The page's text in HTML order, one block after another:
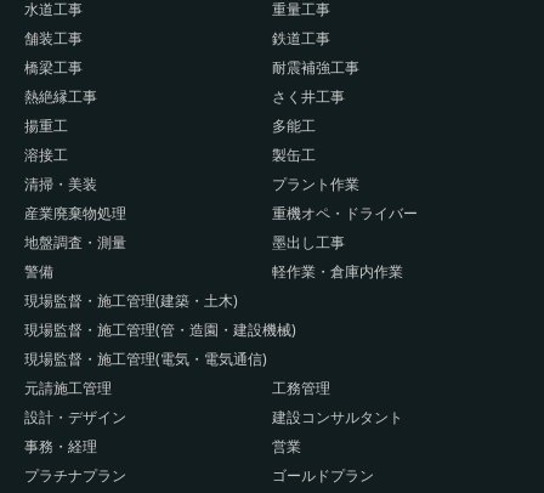
水道工事
重量工事
舗装工事
鉄道工事
橋梁工事
耐震補強工事
熱絶縁工事
さく井工事
揚重工
多能工
溶接工
製缶工
清掃・美装
プラント作業
産業廃棄物処理
重機オペ・ドライバー
地盤調査・測量
墨出し工事
警備
軽作業・倉庫内作業
現場監督・施工管理(建築・土木)
現場監督・施工管理(管・造園・建設機械)
現場監督・施工管理(電気・電気通信)
元請施工管理
工務管理
設計・デザイン
建設コンサルタント
事務・経理
営業
プラチナプラン
ゴールドプラン